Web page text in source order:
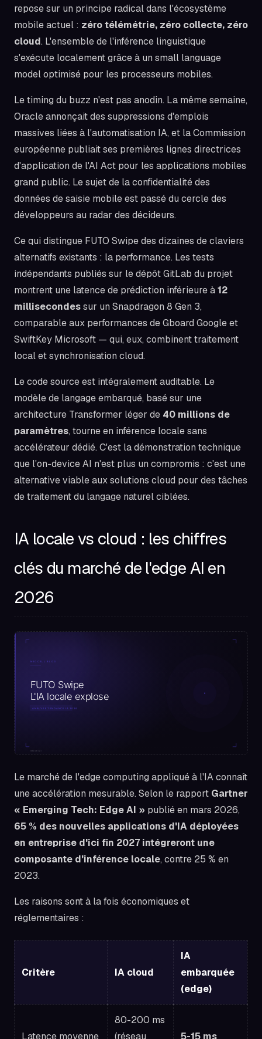
repose sur un principe radical dans l'écosystème
mobile actuel : zéro télémétrie, zéro collecte, zéro
cloud. L'ensemble de l'inférence linguistique
s'exécute localement grâce à un small language
model optimisé pour les processeurs mobiles.
Le timing du buzz n'est pas anodin. La même semaine,
Oracle annonçait des suppressions d'emplois
massives liées à l'automatisation IA, et la Commission
européenne publiait ses premières lignes directrices
d'application de l'AI Act pour les applications mobiles
grand public. Le sujet de la confidentialité des
données de saisie mobile est passé du cercle des
développeurs au radar des décideurs.
Ce qui distingue FUTO Swipe des dizaines de claviers
alternatifs existants : la performance. Les tests
indépendants publiés sur le dépôt GitLab du projet
montrent une latence de prédiction inférieure à12
millisecondessur un Snapdragon 8 Gen 3,
comparable aux performances de Gboard Google et
SwiftKey Microsoft — qui, eux, combinent traitement
local et synchronisation cloud.
Le code source est intégralement auditable. Le
modèle de langage embarqué, basé sur une
architecture Transformer léger de 40 millions de
paramètres, tourne en inférence locale sans
accélérateur dédié. C'est la démonstration technique
que l'on-device AI n'est plus un compromis : c'est une
alternative viable aux solutions cloud pour des tâches
de traitement du langage naturel ciblées.
IA locale vs cloud : les chiffres
clés du marché de l'edge AI en
2026
Le marché de l'edge computing appliqué à l'IA connaît
une accélération mesurable. Selon le rapport Gartner
« Emerging Tech: Edge AI » publié en mars 2026,
65 % des nouvelles applications d'IA déployées
en entreprise d'ici fin 2027 intégreront une
composante d'inférence locale, contre 25 % en
2023.
Les raisons sont à la fois économiques et
réglementaires :
Critère IA cloud
IA
embarquée
(edge)
Latence moyenne
80-200 ms
(réseau
5-15 ms